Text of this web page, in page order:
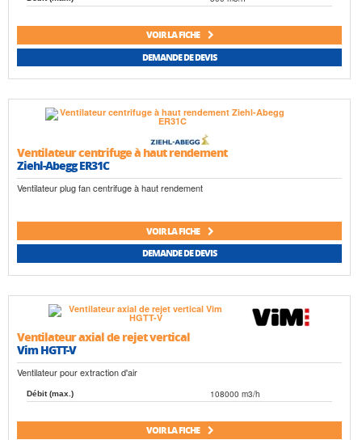
VOIR LA FICHE
DEMANDE DE DEVIS
Ventilateur centrifuge à haut rendement
Ziehl-Abegg ER31C
Ventilateur plug fan centrifuge à haut rendement
VOIR LA FICHE
DEMANDE DE DEVIS
Ventilateur axial de rejet vertical
Vim HGTT-V
Ventilateur pour extraction d'air
Débit (max.) 108000 m3/h
VOIR LA FICHE